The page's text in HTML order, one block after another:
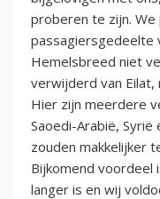
proberen te zijn.
passagiersgedeelte
Hemelsbreed niet
verwijderd van Eilat,
Hier zijn meerdere
Saoedi-Arabië, Syrië
zouden makkelijker
Bijkomend voordeel
langer is en wij